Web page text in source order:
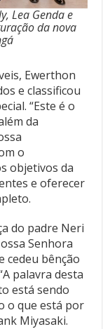
Lea Genda e
da nova
Ewerthon
e classificou
“Este é o
da
o
objetivos da
e oferecer
do padre Neri
Senhora
cedeu bênção
palavra desta
está sendo
o que está por
Miyasaki.